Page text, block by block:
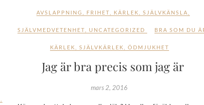
AVSLAPPNING FRIHET KÄRLEK SJÄLVKÄNSLA
SJÄLVMEDVETENHET UNCATEGORIZED BRA SOM DU
KÄRLEK SJÄLVKÄRLEK ÖDMJUKHET
Jag är bra precis som jag är
mars 2, 2016